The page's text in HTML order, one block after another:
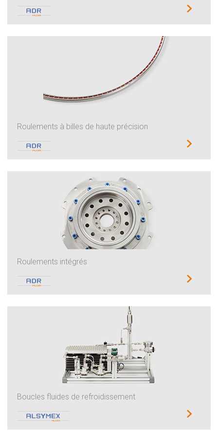
Roulements à billes de haute précision
Roulements intégrés
Boucles fluides de refroidissement